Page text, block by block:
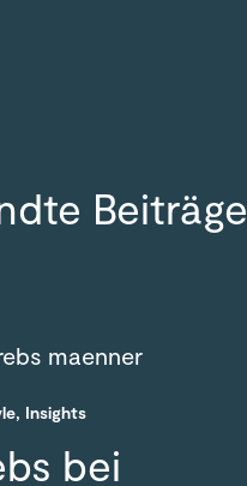
Beiträge
, Insights
bei